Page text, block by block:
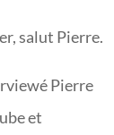
salut Pierre.
Pierre
et